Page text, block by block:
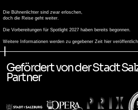
Die Bühnenlichter sind zwar erloschen,
doch die Reise geht weiter.
Die Vorbereitungen für Spotlight 2027 haben bereits begonnen.
Weitere Informationen werden zu gegebener Zeit hier
Gefördert von der Stadt
Partner